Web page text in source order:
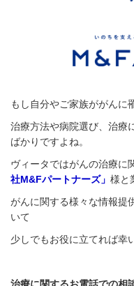
もし自分やご家族ががんに
治療方法や病院選び、治療
ばかりですよね。
ヴィータではがんの治療に
社M&Fパートナーズ」 様と
がんに関する様々な情報提
いて
少しでもお役に立てれば幸
治療に関するお電話での相